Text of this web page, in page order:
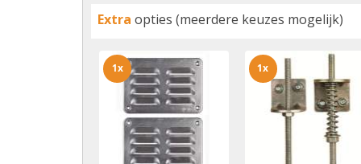
Extra opties (meerdere keuzes mogelijk)
1x 1x